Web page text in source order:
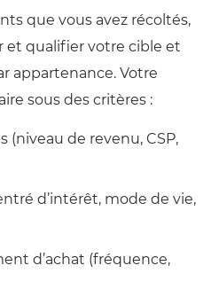
que vous avez récoltés,
et qualifier votre cible et
appartenance. Votre
sous des critères :
(niveau de revenu, CSP,
d’intérêt, mode de vie,
d’achat (fréquence,